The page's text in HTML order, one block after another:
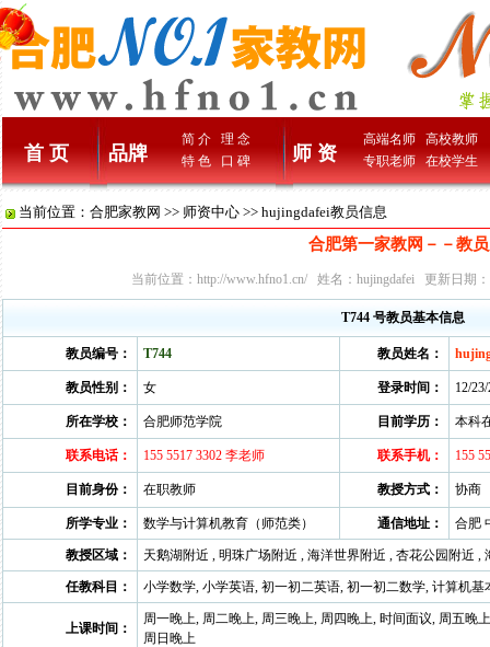
首 页 品牌
简 介
理 念
特 色
口 碑 师 资
高端名师
高校教师
专职老师
在校学生
当前位置： 合肥家教网 >> 师资中心 >> hujingdafei教员信息
合肥第一家教网－－教
当前位置： http://www.hfno1.cn/ 姓名：hujingdafei 更新日期：
T744 号教员基本信息
教员编号： T744 教员姓名：
教员性别： 女 登录时间： 12/
所在学校： 合肥师范学院 目前学历： 本科
联系电话： 155 5517 3302 李老师 联系手机： 155
目前身份： 在职教师 教授方式： 协商
所学专业： 数学与计算机教育（师范类） 通信地址： 合肥
教授区域： 天鹅湖附近 , 明珠广场附近 , 海洋世界附近 , 杏花公园附近 ,
任教科目： 小学数学, 小学英语, 初一初二英语, 初一初二数学, 计算机基
上课时间：
周一晚上, 周二晚上, 周三晚上, 周四晚上, 时间面议, 周五晚
周日晚上